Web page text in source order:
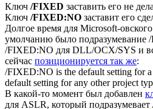
Ключ /FIXED заставить его не
Ключ /FIXED:NO заставит его
Долгое время для Microsoft-
умолчанию было подразумевание
/FIXED:NO для DLL/OCX/SYS и
сейчас позиционируется так же:
/FIXED:NO is the default setting for
default setting for any other project
В какой-то момент был добавлен
для ASLR, который подразумевает